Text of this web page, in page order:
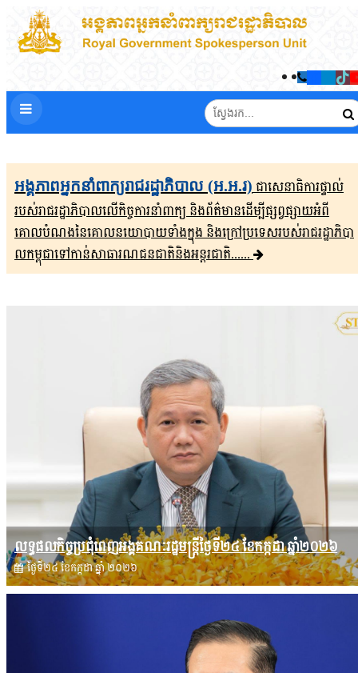
អង្គភាពអ្នកនាំពាក្យរាជរដ្ឋាភិបាល (អ.អ.រ)ជាសេនា​ធិ​កា​រ​​ផ្ទាល់​
របស់រាជរដ្ឋាភិ​បា​ល​លើ​កិច្ចការ​នាំពាក្យ និងព័ត៌មាន​ដើម្បីផ្សព្វ​ផ្សាយ​​អំពី
គោលបំណងនៃគោល​នយោបាយទាំងក្នុង និងក្រៅ​ប្រទេ​​ស​របស់រាជរដ្ឋា​ភិ​បា​
ល​កម្ពុជាទៅកាន់សាធារណជនជាតិនិងអន្តរជាតិ......
លទ្ធផលកិច្ចប្រជុំពេញអង្គគណៈរដ្ឋមន្រ្តីថ្ងៃទី២៤ ខែកក្កដា ឆ្នាំ២០២៦
ថ្ងៃទី២៤ ខែ​កក្កដា ឆ្នាំ ២០២៦